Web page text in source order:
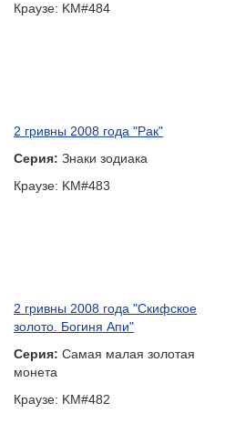
Краузе: KM#484
2 гривны 2008 года "Рак"
Серия: Знаки зодиака
Краузе: KM#483
2 гривны 2008 года "Скифское
золото. Богиня Апи"
Серия: Самая малая золотая
монета
Краузе: KM#482